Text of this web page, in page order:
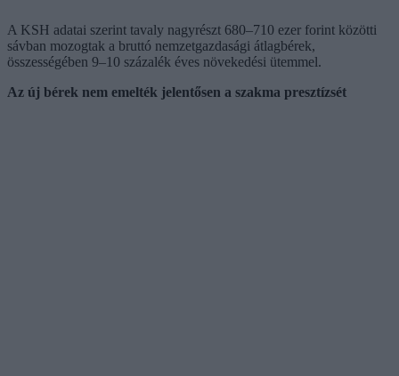
A KSH adatai szerint tavaly nagyrészt 680–710 ezer forint közötti
sávban mozogtak a bruttó nemzetgazdasági átlagbérek,
összességében 9–10 százalék éves növekedési ütemmel.
Az új bérek nem emelték jelentősen a szakma presztízsét